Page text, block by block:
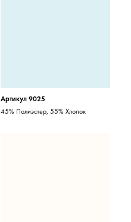
Артикул 9025
45% Полиэстер, 55% Хлопок